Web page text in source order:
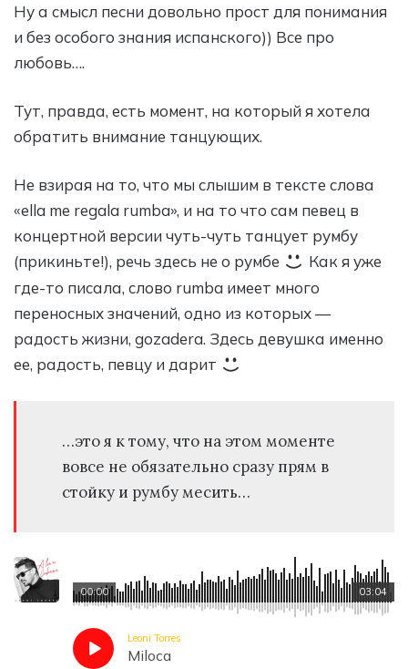
Ну а смысл песни довольно прост для понимания
и без особого знания испанского)) Все про
любовь….
Тут, правда, есть момент, на который я хотела
обратить внимание танцующих.
Не взирая на то, что мы слышим в тексте слова
«ella me regala rumba», и на то что сам певец в
концертной версии чуть-чуть танцует румбу
(прикиньте!), речь здесь не о румбе
Как я уже
где-то писала, слово rumba имеет много
переносных значений, одно из которых —
радость жизни, gozadera. Здесь девушка именно
ее, радость, певцу и дарит
…это я к тому, что на этом моменте
вовсе не обязательно сразу прям в
стойку и румбу месить…
03:04
00:00
Leoni Torres
Miloca